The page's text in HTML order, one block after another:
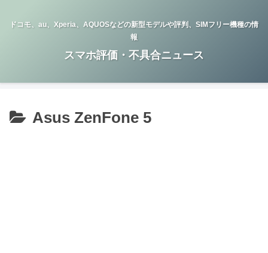
ドコモ、au、Xperia、AQUOSなどの新型モデルや評判、SIMフリー機種の情
報
スマホ評価・不具合ニュース
Asus ZenFone 5